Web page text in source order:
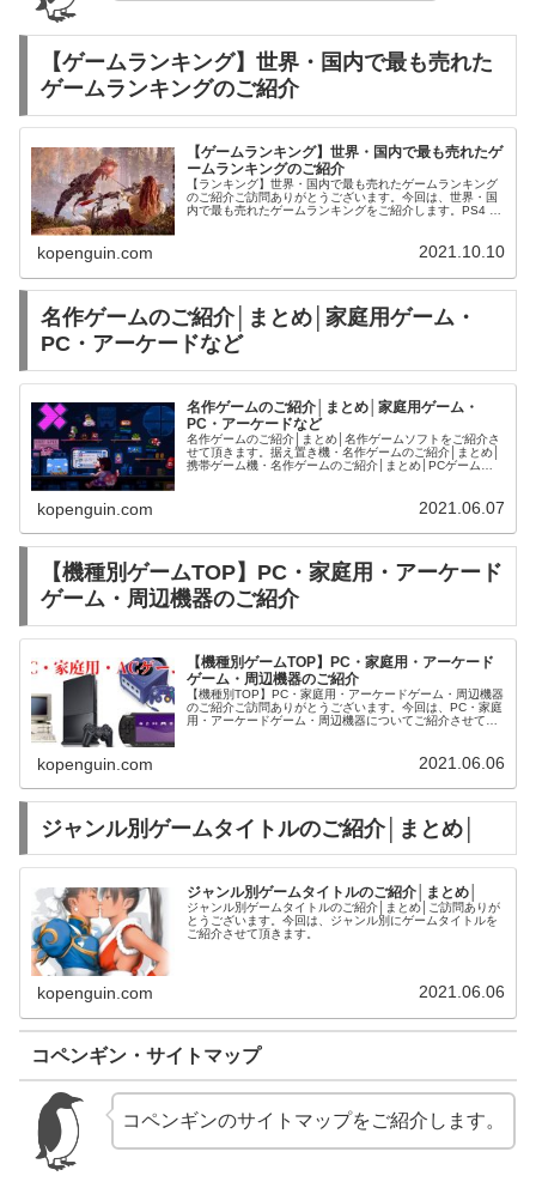
【ゲームランキング】世界・国内で最も売れた
ゲームランキングのご紹介
【ゲームランキング】世界・国内で最も売れたゲ
ームランキングのご紹介
【ランキング】世界・国内で最も売れたゲームランキング
のご紹介ご訪問ありがとうございます。今回は、世界・国
内で最も売れたゲームランキングをご紹介します。PS4 |
kopenguin.com 2021.10.10
名作ゲームのご紹介│まとめ│家庭用ゲーム・
PC・アーケードなど
名作ゲームのご紹介│まとめ│家庭用ゲーム・
PC・アーケードなど
名作ゲームのご紹介│まとめ│名作ゲームソフトをご紹介さ
せて頂きます。据え置き機・名作ゲームのご紹介│まとめ│
携帯ゲーム機・名作ゲームのご紹介│まとめ│PCゲーム・
kopenguin.com 2021.06.07
【機種別ゲームTOP】PC・家庭用・アーケード
ゲーム・周辺機器のご紹介
【機種別ゲームTOP】PC・家庭用・アーケード
ゲーム・周辺機器のご紹介
【機種別TOP】PC・家庭用・アーケードゲーム・周辺機器
のご紹介ご訪問ありがとうございます。今回は、PC・家庭
用・アーケードゲーム・周辺機器についてご紹介させて頂
kopenguin.com 2021.06.06
ジャンル別ゲームタイトルのご紹介│まとめ│
ジャンル別ゲームタイトルのご紹介│まとめ│
ジャンル別ゲームタイトルのご紹介│まとめ│ご訪問ありが
とうございます。今回は、ジャンル別にゲームタイトルを
ご紹介させて頂きます。
kopenguin.com 2021.06.06
コペンギン・サイトマップ
コペンギンのサイトマップをご紹介します。